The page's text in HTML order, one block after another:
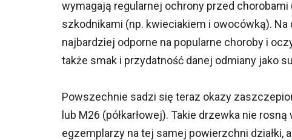
wymagają regularnej ochrony przed
szkodnikami (np. kwieciakiem i owocówką).
najbardziej odporne na popularne choroby i
także smak i przydatność danej odmiany jako
Powszechnie sadzi się teraz okazy
lub M26 (półkarłowej). Takie drzewka nie
egzemplarzy na tej samej powierzchni działki,